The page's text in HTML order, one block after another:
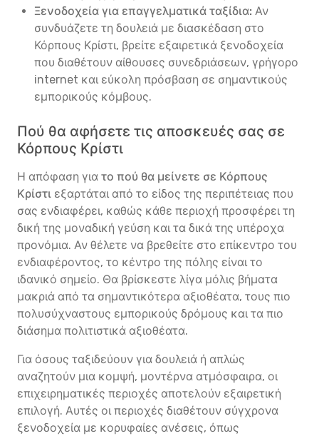
Ξενοδοχεία για επαγγελματικά ταξίδια: Αν
συνδυάζετε τη δουλειά με διασκέδαση στο
Κόρπους Κρίστι, βρείτε εξαιρετικά ξενοδοχεία
που διαθέτουν αίθουσες συνεδριάσεων, γρήγορο
internet και εύκολη πρόσβαση σε σημαντικούς
εμπορικούς κόμβους.
Πού θα αφήσετε τις αποσκευές σας σε
Κόρπους Κρίστι
Η απόφαση για το πού θα μείνετε σε Κόρπους
Κρίστι εξαρτάται από το είδος της περιπέτειας που
σας ενδιαφέρει, καθώς κάθε περιοχή προσφέρει τη
δική της μοναδική γεύση και τα δικά της υπέροχα
προνόμια. Αν θέλετε να βρεθείτε στο επίκεντρο του
ενδιαφέροντος, το κέντρο της πόλης είναι το
ιδανικό σημείο. Θα βρίσκεστε λίγα μόλις βήματα
μακριά από τα σημαντικότερα αξιοθέατα, τους πιο
πολυσύχναστους εμπορικούς δρόμους και τα πιο
διάσημα πολιτιστικά αξιοθέατα.
Για όσους ταξιδεύουν για δουλειά ή απλώς
αναζητούν μια κομψή, μοντέρνα ατμόσφαιρα, οι
επιχειρηματικές περιοχές αποτελούν εξαιρετική
επιλογή. Αυτές οι περιοχές διαθέτουν σύγχρονα
ξενοδοχεία με κορυφαίες ανέσεις, όπως